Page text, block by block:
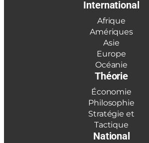
International
Afrique
Amériques
Asie
Europe
Océanie
Théorie
Économie
Philosophie
Stratégie et
Tactique
National